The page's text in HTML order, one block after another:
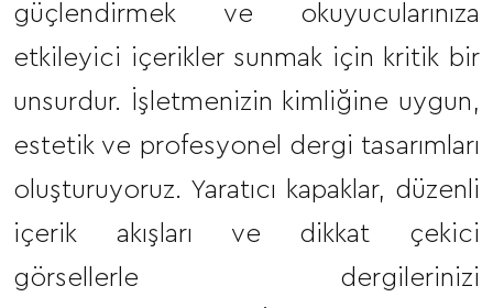
güçlendirmek ve okuyucularınıza
etkileyici içerikler sunmak için kritik bir
unsurdur. İşletmenizin kimliğine uygun,
estetik ve profesyonel dergi tasarımları
oluşturuyoruz. Yaratıcı kapaklar, düzenli
içerik akışları ve dikkat çekici
görsellerle dergilerinizi